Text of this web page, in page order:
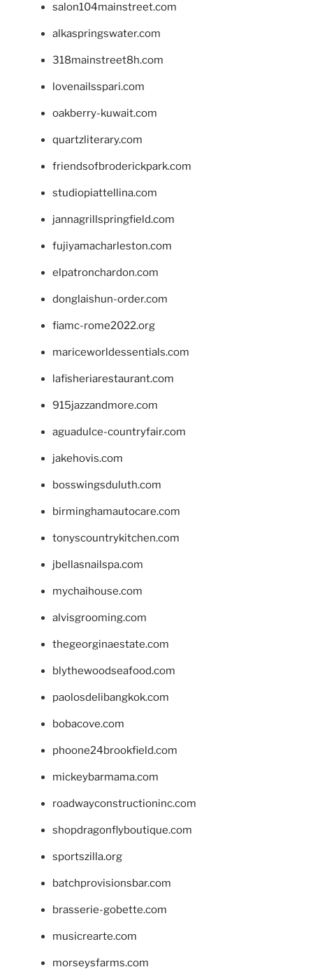
salon104mainstreet.com
alkaspringswater.com
318mainstreet8h.com
lovenailsspari.com
oakberry-kuwait.com
quartzliterary.com
friendsofbroderickpark.com
studiopiattellina.com
jannagrillspringfield.com
fujiyamacharleston.com
elpatronchardon.com
donglaishun-order.com
fiamc-rome2022.org
mariceworldessentials.com
lafisheriarestaurant.com
915jazzandmore.com
aguadulce-countryfair.com
jakehovis.com
bosswingsduluth.com
birminghamautocare.com
tonyscountrykitchen.com
jbellasnailspa.com
mychaihouse.com
alvisgrooming.com
thegeorginaestate.com
blythewoodseafood.com
paolosdelibangkok.com
bobacove.com
phoone24brookfield.com
mickeybarmama.com
roadwayconstructioninc.com
shopdragonflyboutique.com
sportszilla.org
batchprovisionsbar.com
brasserie-gobette.com
musicrearte.com
morseysfarms.com